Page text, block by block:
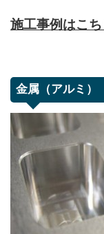
施工事例はこち
金属（アルミ）